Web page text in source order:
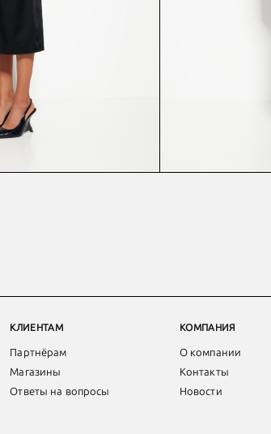
КЛИЕНТАМ
Партнёрам
Магазины
Ответы на вопросы
КОМПАНИЯ
О компании
Контакты
Новости